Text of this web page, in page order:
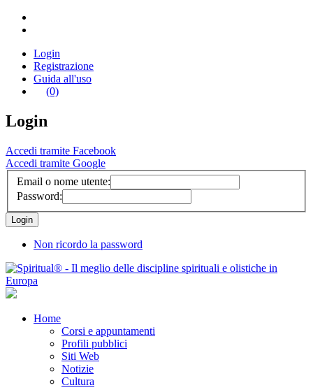
Login
Registrazione
Guida all'uso
(0)
Login
Accedi tramite Facebook
Accedi tramite Google
Email o nome utente:
Password:
Non ricordo la password
Home
Corsi e appuntamenti
Profili pubblici
Siti Web
Notizie
Cultura